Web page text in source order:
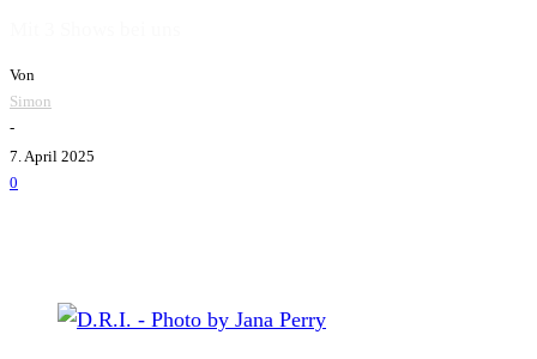
Von
Simon
-
7. April 2025
0